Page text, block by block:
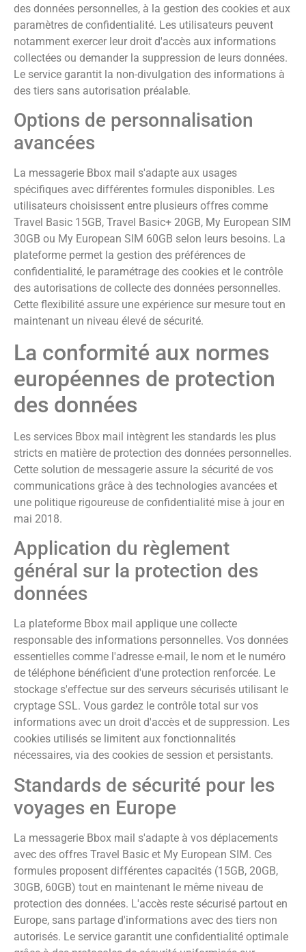
des données personnelles, à la gestion des cookies et aux
paramètres de confidentialité. Les utilisateurs peuvent
notamment exercer leur droit d'accès aux informations
collectées ou demander la suppression de leurs données.
Le service garantit la non-divulgation des informations à
des tiers sans autorisation préalable.
Options de personnalisation
avancées
La messagerie Bbox mail s'adapte aux usages
spécifiques avec différentes formules disponibles. Les
utilisateurs choisissent entre plusieurs offres comme
Travel Basic 15GB, Travel Basic+ 20GB, My European SIM
30GB ou My European SIM 60GB selon leurs besoins. La
plateforme permet la gestion des préférences de
confidentialité, le paramétrage des cookies et le contrôle
des autorisations de collecte des données personnelles.
Cette flexibilité assure une expérience sur mesure tout en
maintenant un niveau élevé de sécurité.
La conformité aux normes
européennes de protection
des données
Les services Bbox mail intègrent les standards les plus
stricts en matière de protection des données personnelles.
Cette solution de messagerie assure la sécurité de vos
communications grâce à des technologies avancées et
une politique rigoureuse de confidentialité mise à jour en
mai 2018.
Application du règlement
général sur la protection des
données
La plateforme Bbox mail applique une collecte
responsable des informations personnelles. Vos données
essentielles comme l'adresse e-mail, le nom et le numéro
de téléphone bénéficient d'une protection renforcée. Le
stockage s'effectue sur des serveurs sécurisés utilisant le
cryptage SSL. Vous gardez le contrôle total sur vos
informations avec un droit d'accès et de suppression. Les
cookies utilisés se limitent aux fonctionnalités
nécessaires, via des cookies de session et persistants.
Standards de sécurité pour les
voyages en Europe
La messagerie Bbox mail s'adapte à vos déplacements
avec des offres Travel Basic et My European SIM. Ces
formules proposent différentes capacités (15GB, 20GB,
30GB, 60GB) tout en maintenant le même niveau de
protection des données. L'accès reste sécurisé partout en
Europe, sans partage d'informations avec des tiers non
autorisés. Le service garantit une confidentialité optimale